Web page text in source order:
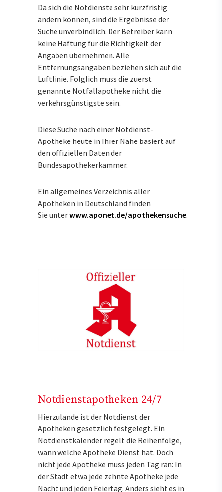
Da sich die Notdienste sehr kurzfristig
ändern können, sind die Ergebnisse der
Suche unverbindlich. Der Betreiber kann
keine Haftung für die Richtigkeit der
Angaben übernehmen. Alle
Entfernungsangaben beziehen sich auf die
Luftlinie. Folglich muss die zuerst
genannte Notfallapotheke nicht die
verkehrsgünstigste sein.
Diese Suche nach einer Notdienst-
Apotheke heute in Ihrer Nähe basiert auf
den offiziellen Daten der
Bundesapothekerkammer.
Ein allgemeines Verzeichnis aller
Apotheken in Deutschland finden
Sie unterwww.aponet.de/apothekensuche.
Notdienstapotheken 24/7
Hierzulande ist der Notdienst der
Apotheken gesetzlich festgelegt. Ein
Notdienstkalender regelt die Reihenfolge,
wann welche Apotheke Dienst hat. Doch
nicht jede Apotheke muss jeden Tag ran: In
der Stadt etwa jede zehnte Apotheke jede
Nacht und jeden Feiertag. Anders sieht es in